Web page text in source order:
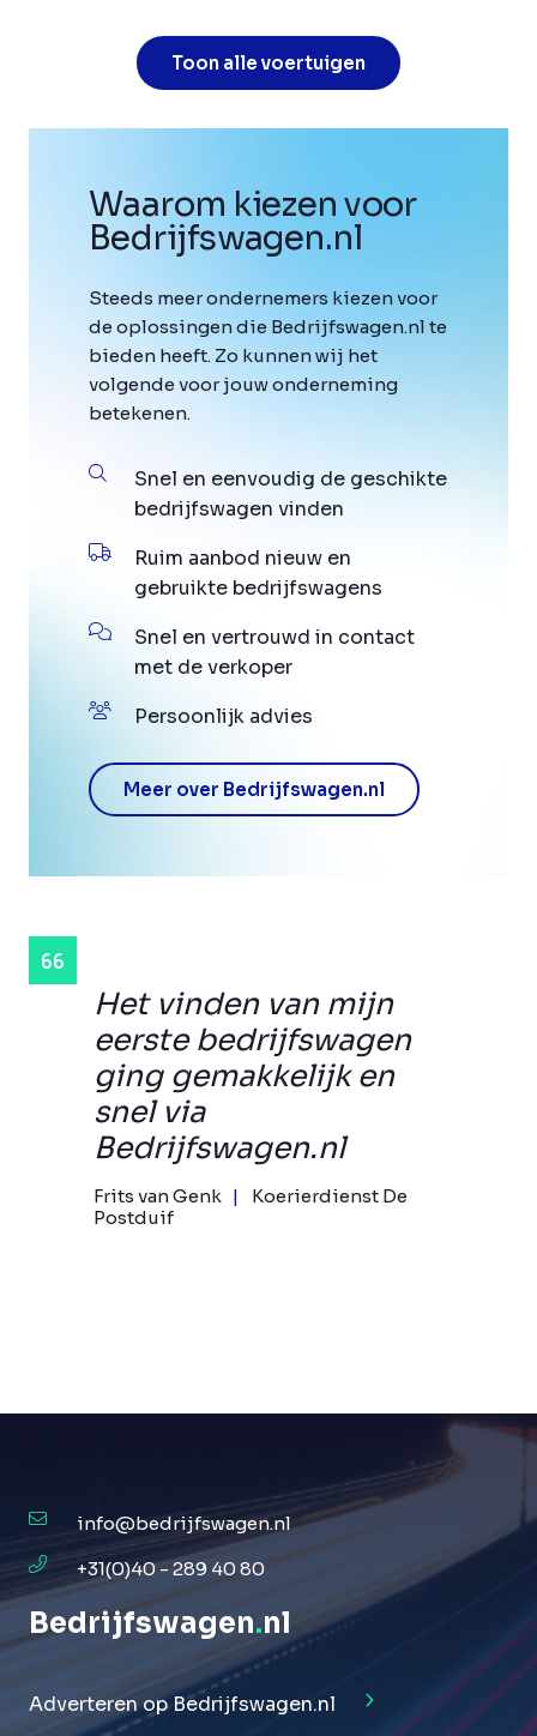
Toon alle voertuigen
Het vinden van mijn
eerste bedrijfswagen
ging gemakkelijk en
snel via
Bedrijfswagen.nl
Frits van Genk
Koerierdienst De
Postduif
Waarom kiezen voor
Bedrijfswagen.nl
Steeds meer ondernemers kiezen voor
de oplossingen die Bedrijfswagen.nl te
bieden heeft. Zo kunnen wij het
volgende voor jouw onderneming
betekenen.
Snel en eenvoudig de geschikte
bedrijfswagen vinden
Ruim aanbod nieuw en
gebruikte bedrijfswagens
Snel en vertrouwd in contact
met de verkoper
Persoonlijk advies
Meer over Bedrijfswagen.nl
info@bedrijfswagen.nl
+31(0)40 - 289 40 80
Bedrijfswagen.nl
Adverteren op Bedrijfswagen.nl